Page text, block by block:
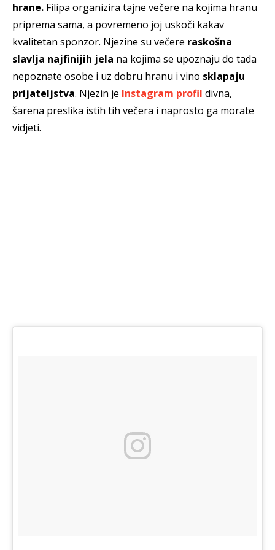
hrane. Filipa organizira tajne večere na kojima hranu
priprema sama, a povremeno joj uskoči kakav
kvalitetan sponzor. Njezine su večere raskošna
slavlja najfinijih jela na kojima se upoznaju do tada
nepoznate osobe i uz dobru hranu i vino sklapaju
prijateljstva. Njezin je Instagram profil divna,
šarena preslika istih tih večera i naprosto ga morate
vidjeti.